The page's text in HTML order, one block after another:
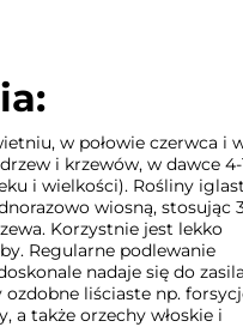
w połowie czerwca i
i krzewów, w dawce 4-
i wielkości). Rośliny
wiosną, stosując
Korzystnie jest lekko
Regularne podlewanie
nadaje się do
liściaste np.
a także orzechy włoskie i